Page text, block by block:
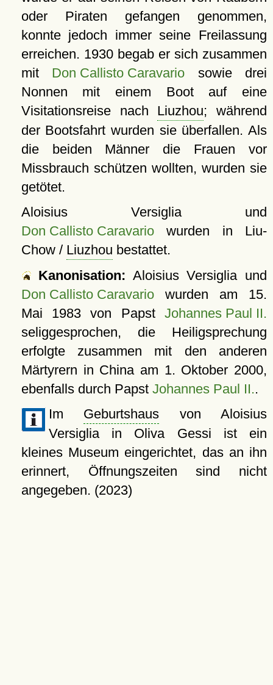
oder Piraten gefangen genommen,
konnte jedoch immer seine Freilassung
erreichen. 1930 begab er sich zusammen
mit Don Callisto Caravario sowie drei
Nonnen mit einem Boot auf eine
Visitationsreise nach Liuzhou; während
der Bootsfahrt wurden sie überfallen. Als
die beiden Männer die Frauen vor
Missbrauch schützen wollten, wurden sie
getötet.
Aloisius Versiglia und
Don Callisto Caravariowurden in Liu-
Chow / Liuzhou bestattet.
Kanonisation: Aloisius Versiglia und
Don Callisto Caravariowurden am 15.
Mai 1983 von Papst Johannes Paul II.
seliggesprochen, die Heiligsprechung
erfolgte zusammen mit den anderen
Märtyrern in China am 1. Oktober 2000,
ebenfalls durch Papst Johannes Paul II..
Im Geburtshaus von Aloisius
Versiglia in Oliva Gessi ist ein
kleines Museum eingerichtet, das an ihn
erinnert, Öffnungszeiten sind nicht
angegeben. (2023)